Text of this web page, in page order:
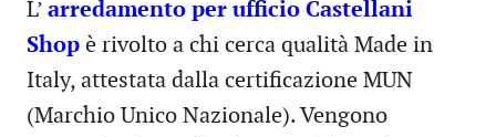
L’ arredamento per ufficio Castellani
Shop è rivolto a chi cerca qualità Made in
Italy, attestata dalla certificazione MUN
(Marchio Unico Nazionale). Vengono